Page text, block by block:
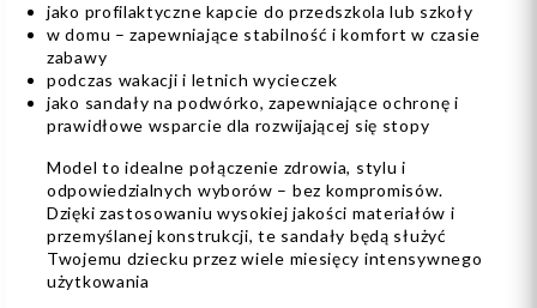
jako profilaktyczne kapcie do przedszkola lub szkoły
w domu – zapewniające stabilność i komfort w czasie
zabawy
podczas wakacji i letnich wycieczek
jako sandały na podwórko, zapewniające ochronę i
prawidłowe wsparcie dla rozwijającej się stopy
Model to idealne połączenie zdrowia, stylu i
odpowiedzialnych wyborów – bez kompromisów.
Dzięki zastosowaniu wysokiej jakości materiałów i
przemyślanej konstrukcji, te sandały będą służyć
Twojemu dziecku przez wiele miesięcy intensywnego
użytkowania